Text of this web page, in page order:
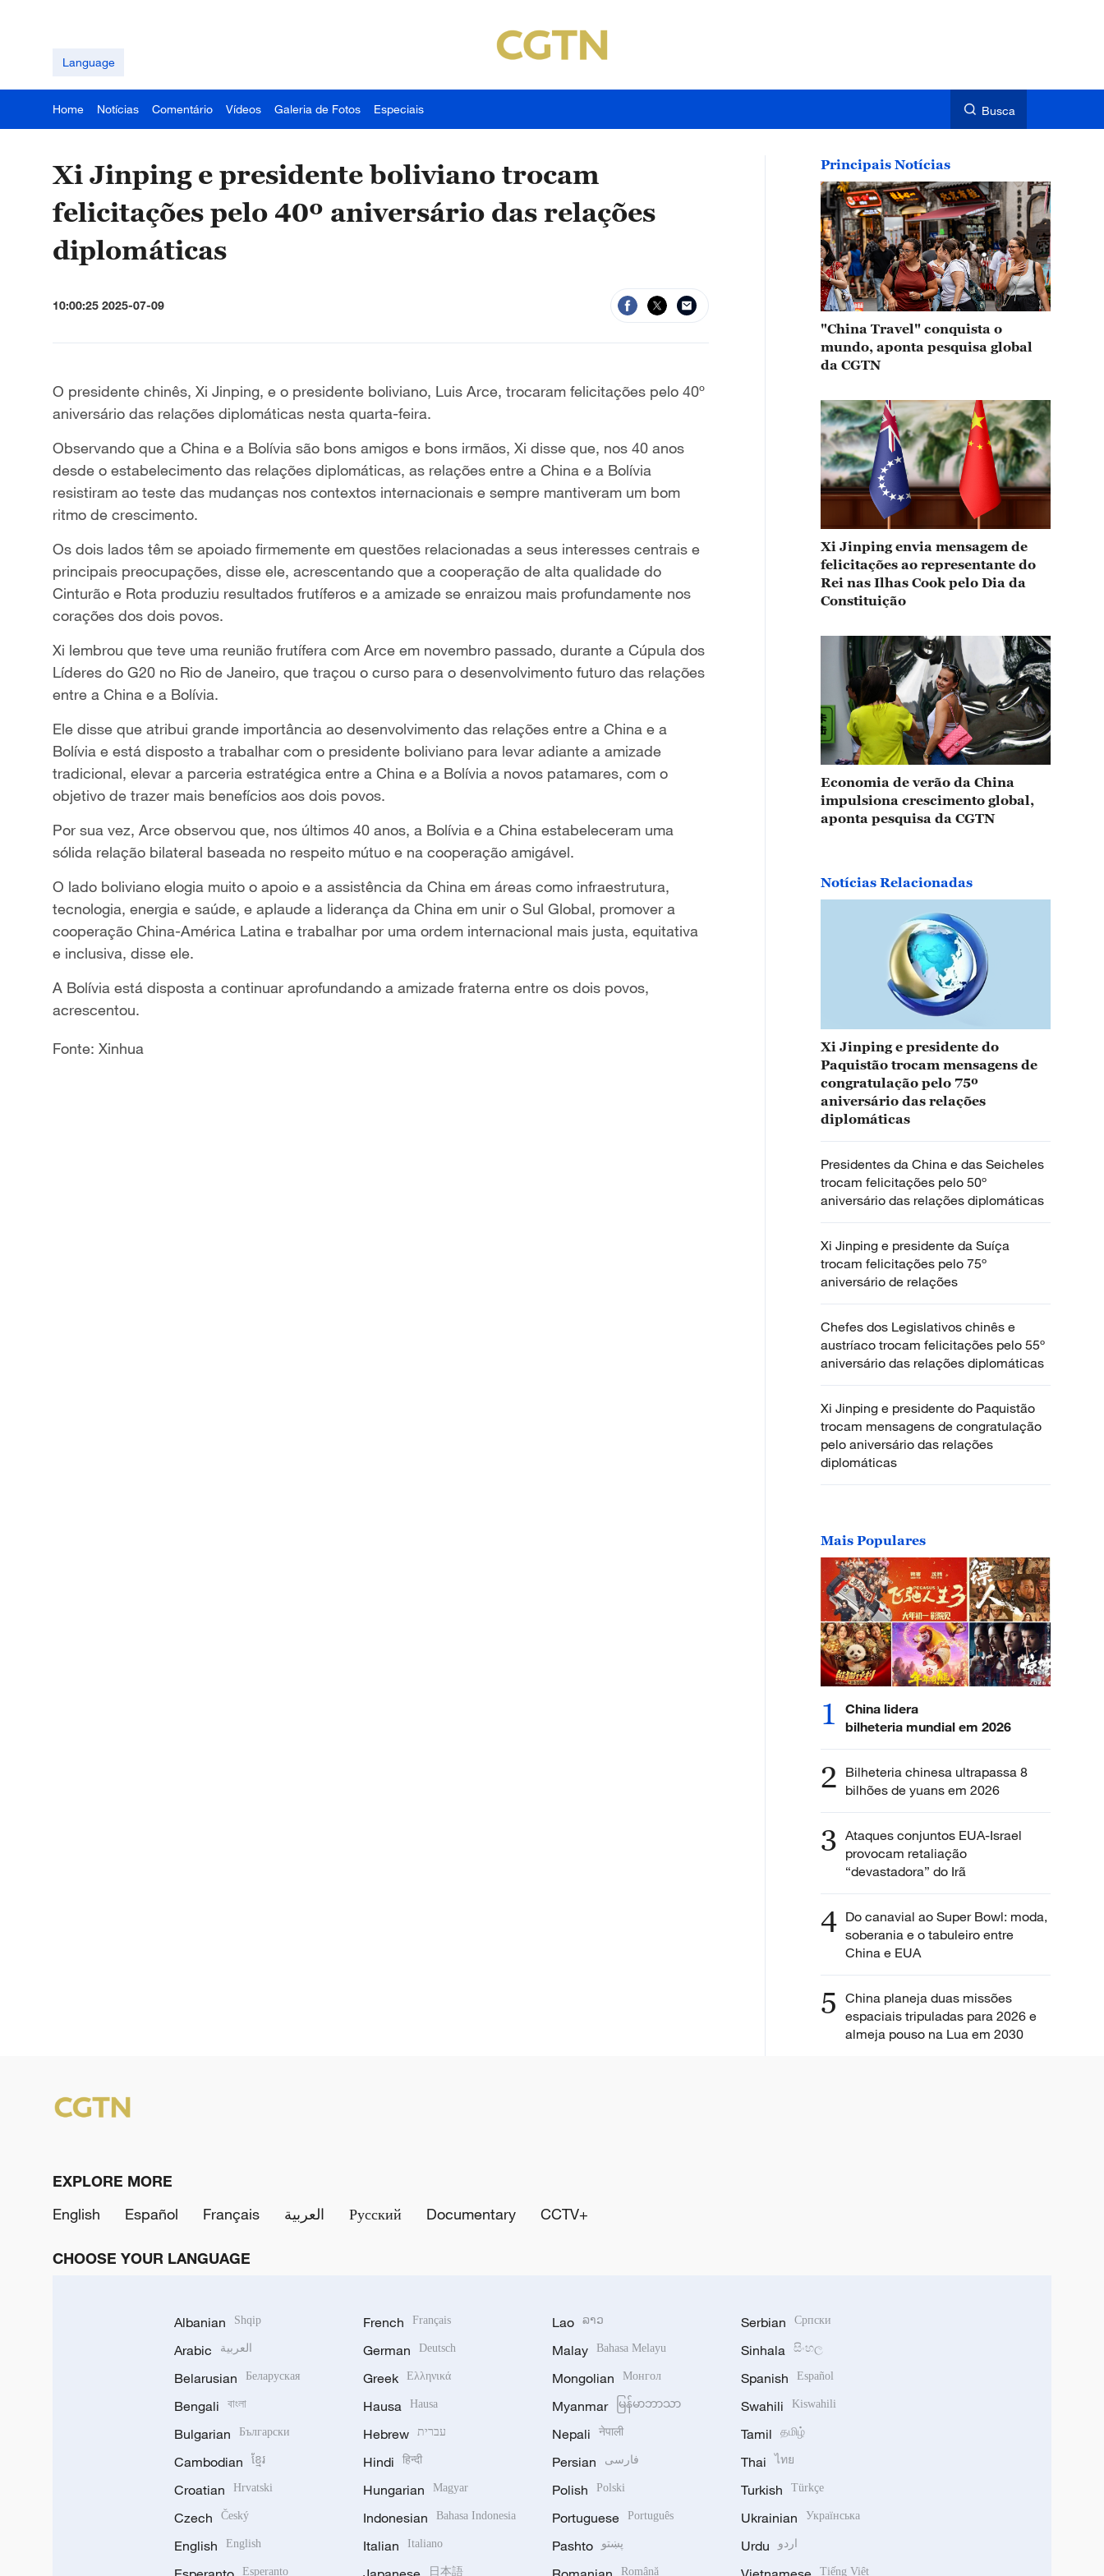
Language
Home Notícias Comentário Vídeos Galeria de Fotos Especiais Busca
Xi Jinping e presidente boliviano trocam
felicitações pelo 40º aniversário das relações
diplomáticas
10:00:25 2025-07-09
O presidente chinês, Xi Jinping, e o presidente boliviano, Luis Arce, trocaram felicitações pelo 40º
aniversário das relações diplomáticas nesta quarta-feira.
Observando que a China e a Bolívia são bons amigos e bons irmãos, Xi disse que, nos 40 anos
desde o estabelecimento das relações diplomáticas, as relações entre a China e a Bolívia
resistiram ao teste das mudanças nos contextos internacionais e sempre mantiveram um bom
ritmo de crescimento.
Os dois lados têm se apoiado firmemente em questões relacionadas a seus interesses centrais e
principais preocupações, disse ele, acrescentando que a cooperação de alta qualidade do
Cinturão e Rota produziu resultados frutíferos e a amizade se enraizou mais profundamente nos
corações dos dois povos.
Xi lembrou que teve uma reunião frutífera com Arce em novembro passado, durante a Cúpula dos
Líderes do G20 no Rio de Janeiro, que traçou o curso para o desenvolvimento futuro das relações
entre a China e a Bolívia.
Ele disse que atribui grande importância ao desenvolvimento das relações entre a China e a
Bolívia e está disposto a trabalhar com o presidente boliviano para levar adiante a amizade
tradicional, elevar a parceria estratégica entre a China e a Bolívia a novos patamares, com o
objetivo de trazer mais benefícios aos dois povos.
Por sua vez, Arce observou que, nos últimos 40 anos, a Bolívia e a China estabeleceram uma
sólida relação bilateral baseada no respeito mútuo e na cooperação amigável.
O lado boliviano elogia muito o apoio e a assistência da China em áreas como infraestrutura,
tecnologia, energia e saúde, e aplaude a liderança da China em unir o Sul Global, promover a
cooperação China-América Latina e trabalhar por uma ordem internacional mais justa, equitativa
e inclusiva, disse ele.
A Bolívia está disposta a continuar aprofundando a amizade fraterna entre os dois povos,
acrescentou.
Fonte: Xinhua
Principais Notícias
"China Travel" conquista o
mundo, aponta pesquisa global
da CGTN
Xi Jinping envia mensagem de
felicitações ao representante do
Rei nas Ilhas Cook pelo Dia da
Constituição
Economia de verão da China
impulsiona crescimento global,
aponta pesquisa da CGTN
Notícias Relacionadas
Xi Jinping e presidente do
Paquistão trocam mensagens de
congratulação pelo 75º
aniversário das relações
diplomáticas
Presidentes da China e das Seicheles
trocam felicitações pelo 50º
aniversário das relações diplomáticas
Xi Jinping e presidente da Suíça
trocam felicitações pelo 75º
aniversário de relações
Chefes dos Legislativos chinês e
austríaco trocam felicitações pelo 55º
aniversário das relações diplomáticas
Xi Jinping e presidente do Paquistão
trocam mensagens de congratulação
pelo aniversário das relações
diplomáticas
Mais Populares
1
China lidera
bilheteria mundial em 2026
2 Bilheteria chinesa ultrapassa 8
bilhões de yuans em 2026
3 Ataques conjuntos EUA-Israel
provocam retaliação
“devastadora” do Irã
4 Do canavial ao Super Bowl: moda,
soberania e o tabuleiro entre
China e EUA
5 China planeja duas missões
espaciais tripuladas para 2026 e
almeja pouso na Lua em 2030
EXPLORE MORE
English
Español Français العربية Русский Documentary CCTV+
CHOOSE YOUR LANGUAGE
Albanian Shqip
Arabic العربية
Belarusian Беларуская
Bengali বাংলা
Bulgarian Български
Cambodian ខ្មែរ
Croatian Hrvatski
Czech Český
English English
Esperanto
French Français
German Deutsch
Greek Ελληνικά
Hausa Hausa
Hebrew עברית
Hindi हिन्दी
Hungarian Magyar
Indonesian Bahasa Indonesia
Italian Italiano
日本語
Lao ລາວ
Malay Bahasa Melayu
Mongolian Монгол
Myanmar မြန်မာဘာသာ
Nepali नेपाली
Persian فارسی
Polish Polski
Portuguese Português
Pashto پښتو
Română
Serbian Српски
Sinhala සිංහල
Spanish Español
Swahili Kiswahili
Tamil தமிழ்
Thai ไทย
Turkish Türkçe
Ukrainian Українська
Urdu اردو
Tiếng Việt